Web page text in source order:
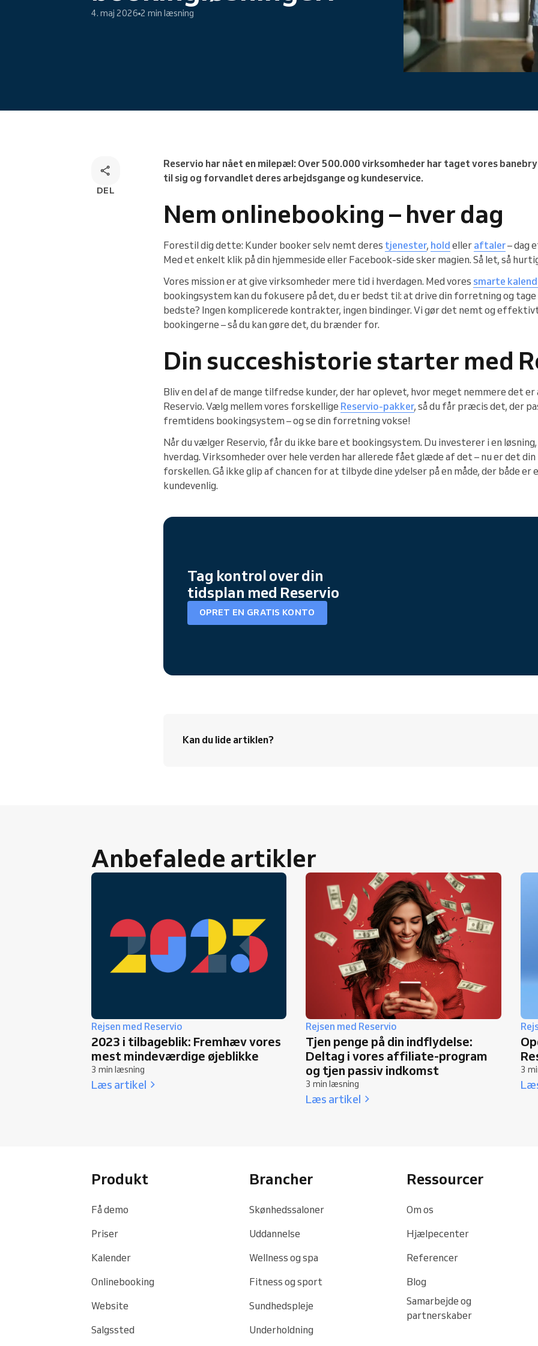
Omnichannel-bookingløsning
4. maj 2026 2 min læsning
DEL
Reservio har nået en milepæl: Over 500.000 virksomheder har taget vores
til sig og forvandlet deres arbejdsgange og kundeservice.
Nem onlinebooking – hver dag
Forestil dig dette: Kunder booker selv nemt deres tjenester, hold eller aftaler– dag
Med et enkelt klik på din hjemmeside eller Facebook-side sker magien. Så let, så
Vores mission er at give virksomheder mere tid i hverdagen. Med vores smarte
bookingsystem kan du fokusere på det, du er bedst til: at drive din forretning og
bedste? Ingen komplicerede kontrakter, ingen bindinger. Vi gør det nemt og
bookingerne – så du kan gøre det, du brænder for.
Din succeshistorie starter med
Bliv en del af de mange tilfredse kunder, der har oplevet, hvor meget nemmere det
Reservio. Vælg mellem vores forskellige Reservio-pakker, så du får præcis det, der
fremtidens bookingsystem – og se din forretning vokse!
Når du vælger Reservio, får du ikke bare et bookingsystem. Du investerer i en
hverdag. Virksomheder over hele verden har allerede fået glæde af det – nu er det
forskellen. Gå ikke glip af chancen for at tilbyde dine ydelser på en måde, der både
kundevenlig.
Tag kontrol over din
tidsplan med Reservio
OPRET EN GRATIS KONTO
Kan du lide artiklen?
Anbefalede artikler
Rejsen med Reservio
2023 i tilbageblik: Fremhæv vores
mest mindeværdige øjeblikke
3 min læsning
Læs artikel
Rejsen med Reservio
Tjen penge på din indflydelse:
Deltag i vores affiliate-program
og tjen passiv indkomst
3 min læsning
Læs artikel
3
Produkt
Få demo
Priser
Kalender
Onlinebooking
Website
Salgssted
Brancher
Skønhedssaloner
Uddannelse
Wellness og spa
Fitness og sport
Sundhedspleje
Underholdning
Ressourcer
Om os
Hjælpecenter
Referencer
Blog
Samarbejde og
partnerskaber